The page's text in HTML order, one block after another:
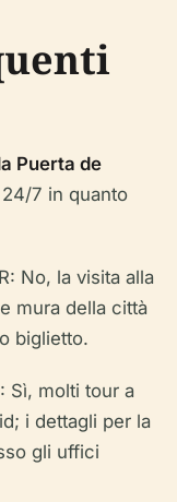
Puerta de
7 in quanto
R: No, la visita alla
mura della città
biglietto.
Sì, molti tour a
i dettagli per la
gli uffici